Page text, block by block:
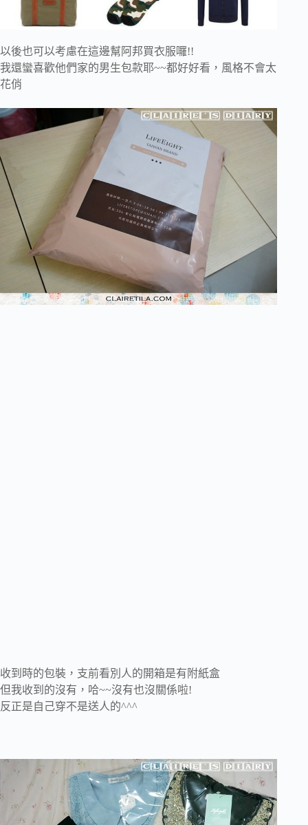
以後也可以考慮在這邊幫阿邦買衣服囉!!
我還蠻喜歡他們家的男生包款耶~~都好好看，風格不會太
花俏
收到時的包裝，支前看別人的開箱是有附紙盒
但我收到的沒有，哈~~沒有也沒關係啦!
反正是自己穿不是送人的^^^